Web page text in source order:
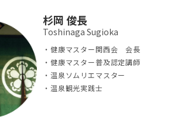
杉岡 俊長
Toshinaga Sugioka
・健康マスター関西会 会長
・健康マスター普及認定講師
・温泉ソムリエマスター
・温泉観光実践士